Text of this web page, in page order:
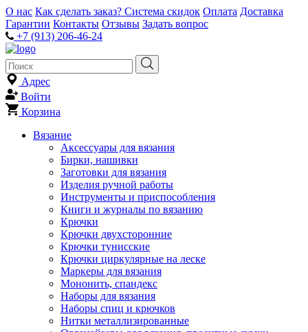
О нас Как сделать заказ? Система скидок Оплата Доставка
Гарантии Контакты Отзывы Задать вопрос
+7 (913) 206-46-24
Адрес
Войти
Корзина
Вязание
Аксессуары для вязания
Бирки, нашивки
Заготовки для вязания
Изделия ручной работы
Инструменты и приспособления
Книги и журналы по вязанию
Крючки
Крючки двухсторонние
Крючки тунисские
Крючки циркулярные на леске
Маркеры для вязания
Мононить, спандекс
Наборы для вязания
Наборы спиц и крючков
Нитки металлизированные